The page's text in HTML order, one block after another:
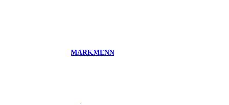
MARKMENN